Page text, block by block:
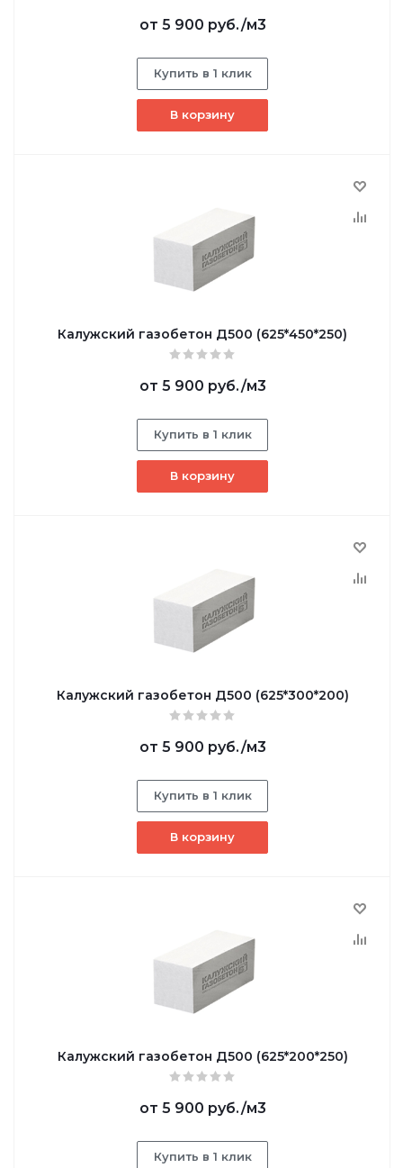
от 5 900 руб./м3
Купить в 1 клик
В корзину
Калужский газобетон Д500 (625*450*250)
от 5 900 руб./м3
Купить в 1 клик
В корзину
Калужский газобетон Д500 (625*300*200)
от 5 900 руб./м3
Купить в 1 клик
В корзину
Калужский газобетон Д500 (625*200*250)
от 5 900 руб./м3
Купить в 1 клик